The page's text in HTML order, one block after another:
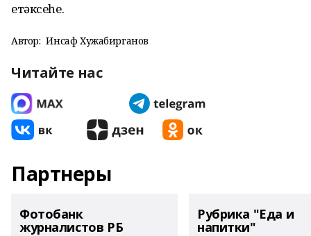
етәксеһе.
Автор: Инсаф Хужабирганов
Читайте нас
Партнеры
Фотобанк
журналистов РБ
Рубрика "Еда и
напитки"